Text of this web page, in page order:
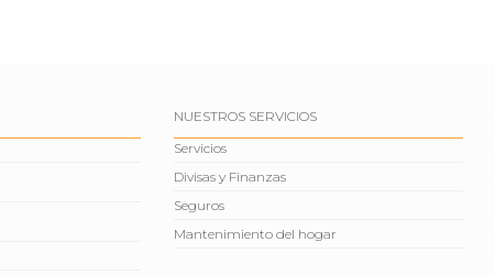
NUESTROS SERVICIOS
Servicios
Divisas y Finanzas
Seguros
Mantenimiento del hogar